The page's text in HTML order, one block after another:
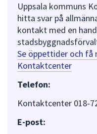
Uppsala kommuns
hitta svar på
kontakt med en
Se öppettider och
Kontaktcenter
Telefon:
Kontaktcenter 018-
E-post: